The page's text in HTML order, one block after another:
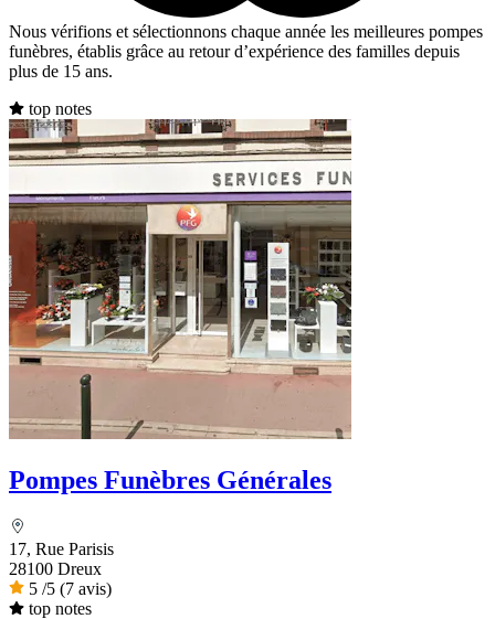
Nous vérifions et sélectionnons chaque année les meilleures pompes
funèbres, établis grâce au retour d’expérience des familles depuis
plus de 15 ans.
top notes
Pompes Funèbres Générales
17, Rue Parisis
28100 Dreux
5 /5 (7 avis)
top notes